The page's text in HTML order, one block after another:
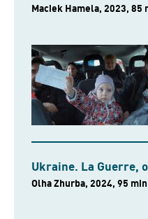
Maciek Hamela, 2023, 85
Ukraine. La Guerre,
Olha Zhurba, 2024, 95 min